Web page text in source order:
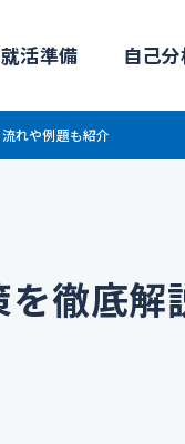
就活準備 自己分
れや例題も紹介
徹底